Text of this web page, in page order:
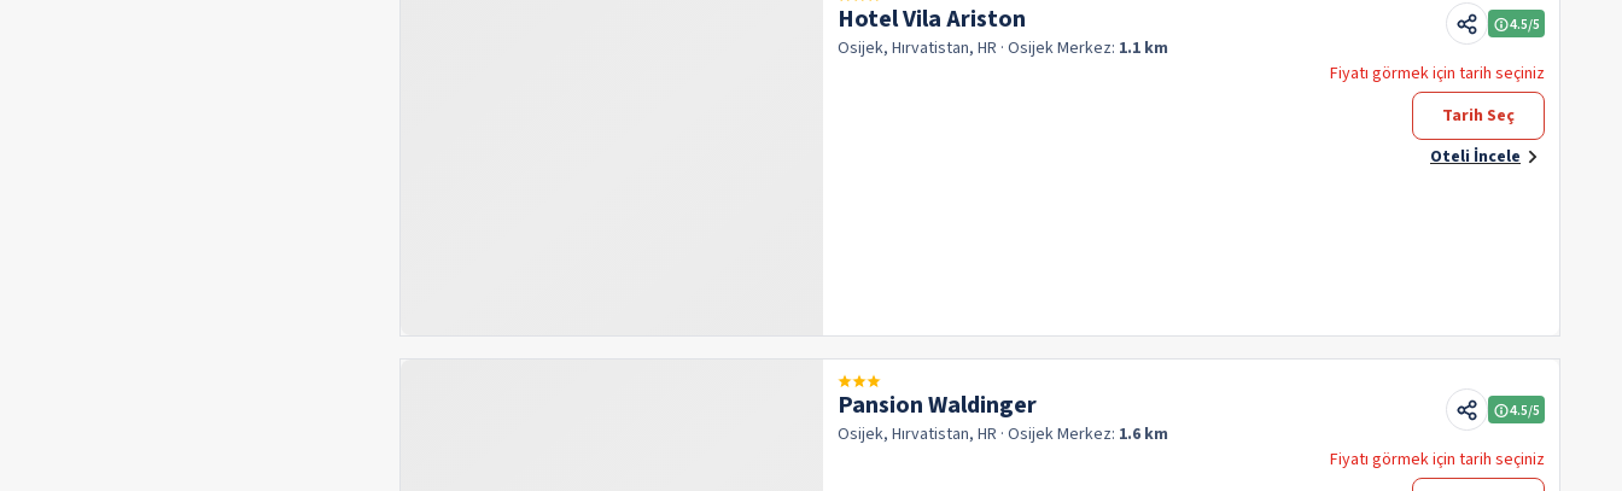
Hotel Vila Ariston
Osijek, Hırvatistan, HR · OsijekMerkez: 1.1 km
4.5/5
Fiyatı görmek için tarih seçiniz
Tarih Seç
Oteli İncele
Pansion Waldinger
Osijek, Hırvatistan, HR · OsijekMerkez: 1.6 km
4.5/5
Fiyatı görmek için tarih seçiniz